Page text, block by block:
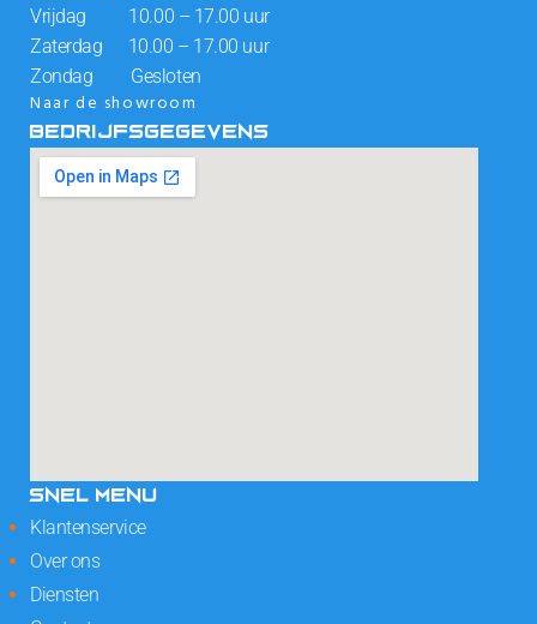
Vrijdag 10.00 – 17.00 uur
Zaterdag 10.00 – 17.00 uur
Zondag Gesloten
Naar de showroom
BEDRIJFSGEGEVENS
SNEL MENU
Klantenservice
Over ons
Diensten